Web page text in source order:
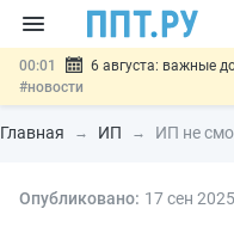
00:01
6 августа: важные
#новости
05.08 Обновили сообщения
сбережений#новости
05.08 Систему страхования
Главная ИП ИП не
Опубликовано: 17 сен 2025